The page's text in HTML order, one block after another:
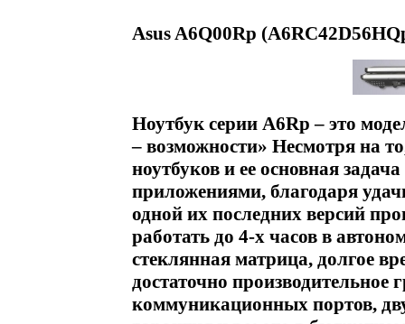
Asus A6Q00Rp
Ноутбук серии A6Rp – это
– возможности» Несмотря на
ноутбуков и ее основная
приложениями, благодаря
одной их последних версий
работать до 4-х часов в
стеклянная матрица, долгое
достаточно
коммуникационных портов,